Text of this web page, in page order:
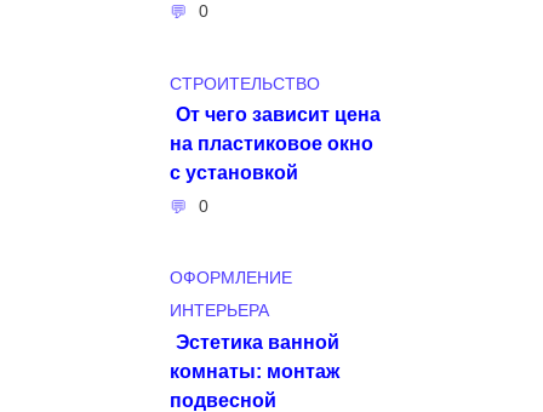
0
СТРОИТЕЛЬСТВО
От чего зависит цена
на пластиковое окно
с установкой
0
ОФОРМЛЕНИЕ
ИНТЕРЬЕРА
Эстетика ванной
комнаты: монтаж
подвесной